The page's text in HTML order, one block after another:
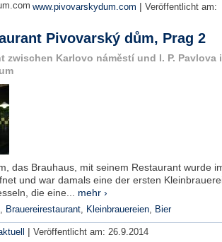
www.pivovarskydum.com | Veröffentlicht am:
Pivovarský dům, Prag 2
zwischen Karlovo náměstí und I. P. Pavlova
das Brauhaus, mit seinem Restaurant wurde
und war damals eine der ersten
die eine... mehr ›
, Brauereirestaurant, Kleinbrauereien, Bier
| Veröffentlicht am: 26.9.2014